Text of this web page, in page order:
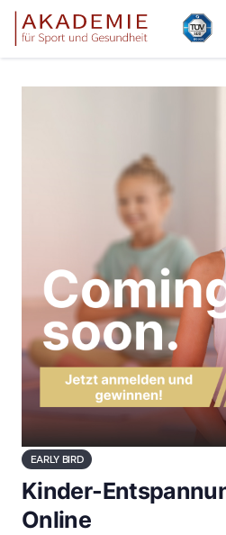
EARLY BIRD
Kinder-
Online